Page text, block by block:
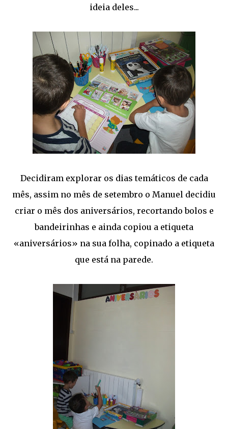
ideia deles...
Decidiram explorar os dias temáticos de cada
mês, assim no mês de setembro o Manuel decidiu
criar o mês dos aniversários, recortando bolos e
bandeirinhas e ainda copiou a etiqueta
«aniversários» na sua folha, copinado a etiqueta
que está na parede.